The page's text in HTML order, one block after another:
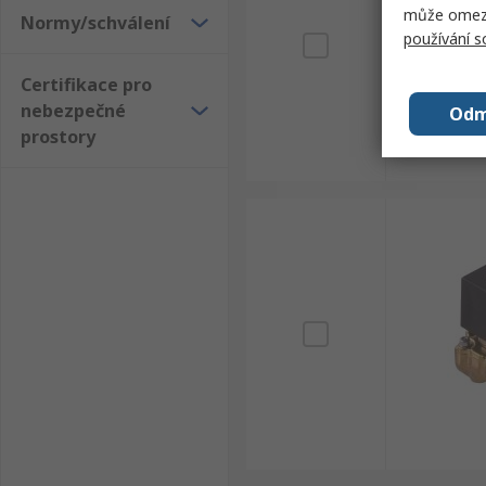
Normy/schválení
Certifikace pro
nebezpečné
prostory
může
používání